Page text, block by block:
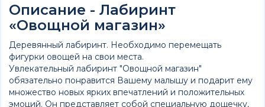
Описание - Лабиринт
«Овощной магазин»
Деревянный лабиринт. Необходимо перемещать
фигурки овощей на свои места.
Увлекательный лабиринт "Овощной магазин"
обязательно понравится Вашему малышу и подарит ему
множество новых ярких впечатлений и положительных
эмоций. Он представляет собой специальную дощечку,